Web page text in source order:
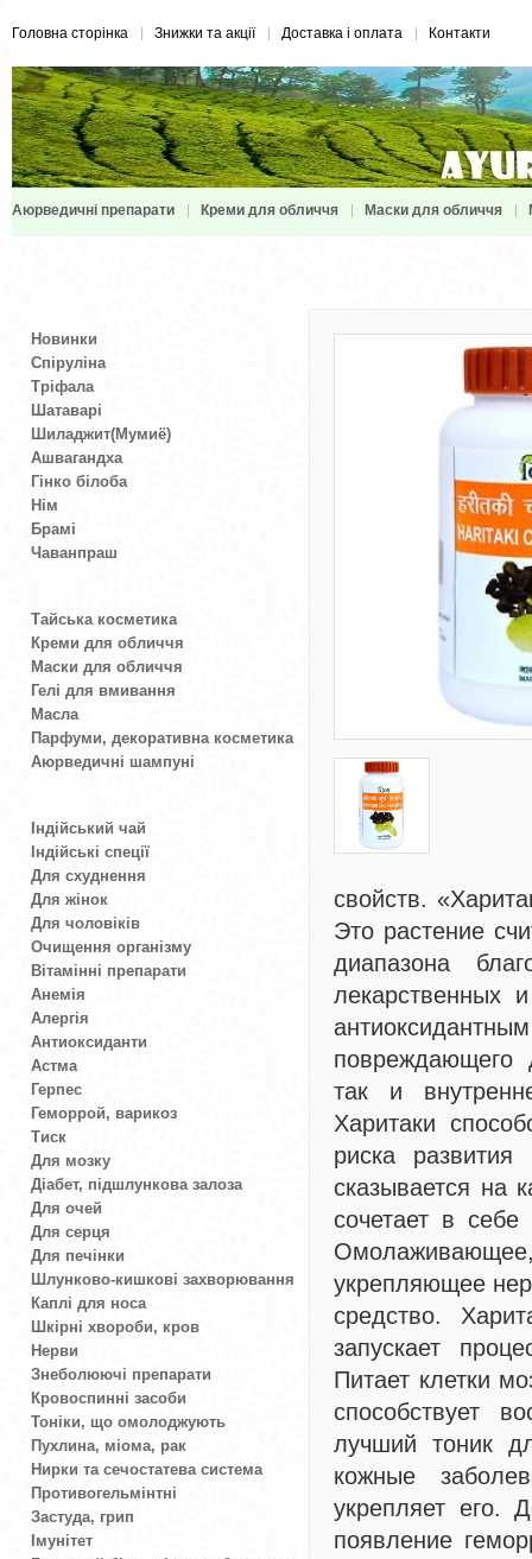
Головна сторінка Знижки та акції Доставка і оплата Контакти
Аюрведичні препарати Креми для обличчя Маски для обличчя
Новинки
Спіруліна
Тріфала
Шатаварі
Шиладжит(Мумиё)
Ашвагандха
Гінко білоба
Нім
Брамі
Чаванпраш
Тайська косметика
Креми для обличчя
Маски для обличчя
Гелі для вмивання
Масла
Парфуми, декоративна косметика
Аюрведичні шампуні
Індійський чай
Індійські спеції
Для схуднення
Для жінок
Для чоловіків
Очищення організму
Вітамінні препарати
Анемія
Алергія
Антиоксиданти
Астма
Герпес
Геморрой, варикоз
Тиск
Для мозку
Діабет, підшлункова залоза
Для очей
Для серця
Для печінки
Шлунково-кишкові захворювання
Каплі для носа
Шкірні хвороби, кров
Нерви
Знеболюючі препарати
Кровоспинні засоби
Тоніки, що омолоджують
Пухлина, міома, рак
Нирки та сечостатева система
Противогельмінтні
Застуда, грип
Імунітет
свойств.
Это растение
диапазона
лекарственных
повреждающего
так и
Харитаки
риска
сказывается на
сочетает в
укрепляющее
средство.
запускает
Питает клетки
способствует
лучший тоник
кожные
укрепляет его.
появление